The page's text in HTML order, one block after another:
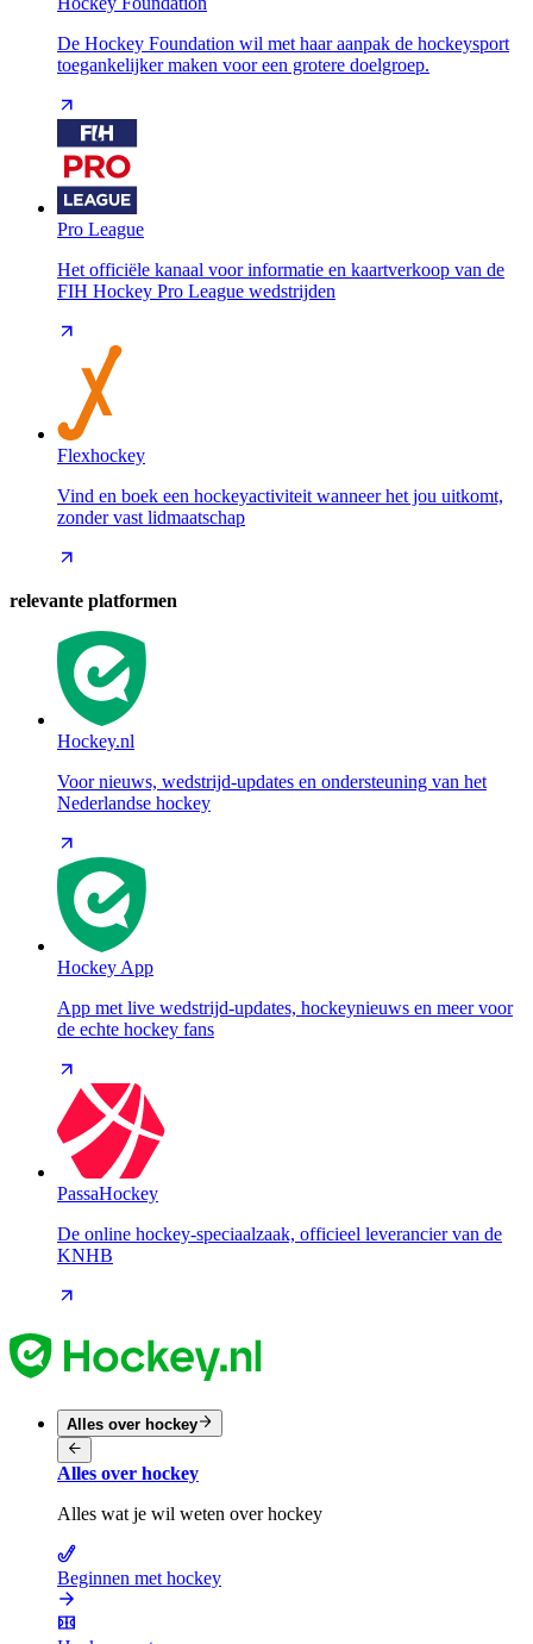
De Hockey Foundation wil met haar aanpak de hockeysport
toegankelijker maken voor een grotere doelgroep.
Pro League
Het officiële kanaal voor informatie en kaartverkoop van de
FIH Hockey Pro League wedstrijden
Flexhockey
Vind en boek een hockeyactiviteit wanneer het jou uitkomt,
zonder vast lidmaatschap
relevante platformen
Hockey.nl
Voor nieuws, wedstrijd-updates en ondersteuning van het
Nederlandse hockey
Hockey App
App met live wedstrijd-updates, hockeynieuws en meer voor
de echte hockey fans
PassaHockey
De online hockey-speciaalzaak, officieel leverancier van de
KNHB
Alles over hockey
Alles over hockey
Alles wat je wil weten over hockey
Beginnen met hockey